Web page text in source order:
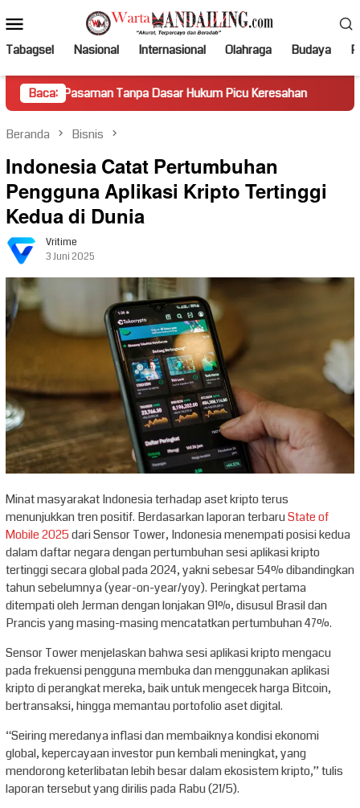
ke
kontenMobile
Tabagsel Nasional Internasional Olahraga Budaya
Baca:Tanpa Dasar Hukum Picu Keresahan Truk Miring
Beranda Bisnis
Indonesia Catat Pertumbuhan
Pengguna Aplikasi Kripto Tertinggi
Kedua di Dunia
Vritime
3 Juni 2025
Minat masyarakat Indonesia terhadap aset kripto terus
menunjukkan tren positif. Berdasarkan laporan terbaruState of
Mobile 2025dari Sensor Tower, Indonesia menempati posisi kedua
dalam daftar negara dengan pertumbuhan sesi aplikasi kripto
tertinggi secara global pada 2024, yakni sebesar 54% dibandingkan
tahun sebelumnya (year-on-year/yoy). Peringkat pertama
ditempati oleh Jerman dengan lonjakan 91%, disusul Brasil dan
Prancis yang masing-masing mencatatkan pertumbuhan 47%.
Sensor Tower menjelaskan bahwa sesi aplikasi kripto mengacu
pada frekuensi pengguna membuka dan menggunakan aplikasi
kripto di perangkat mereka, baik untuk mengecek harga Bitcoin,
bertransaksi, hingga memantau portofolio aset digital.
“Seiring meredanya inflasi dan membaiknya kondisi ekonomi
global, kepercayaan investor pun kembali meningkat, yang
mendorong keterlibatan lebih besar dalam ekosistem kripto,” tulis
laporan tersebut yang dirilis pada Rabu (21/5).